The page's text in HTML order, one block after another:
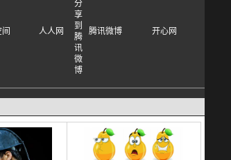
人人网 腾讯微博 开心网